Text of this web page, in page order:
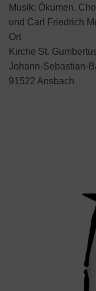
Musik: Ökumen.
und Carl Friedrich
Ort
Kirche St.
Johann-Sebastian-
91522 Ansbach